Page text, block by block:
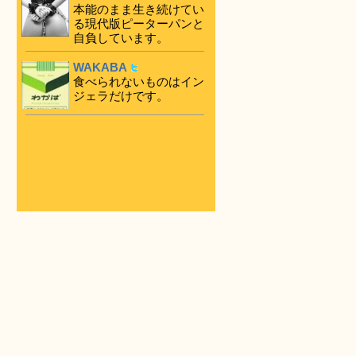
本能のまま生き続けてい
る現代版ピーターパンと
自負しています。
WAKABA
食べられないものはイン
ジェラだけです。